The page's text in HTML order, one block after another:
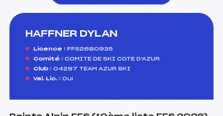
HAFFNER DYLAN
Licence : FFS2680935
Comité : COMITE DE SKI COTE D'AZUR
Club : 04297 TEAM AZUR SKI
Val. Lic. : Oui